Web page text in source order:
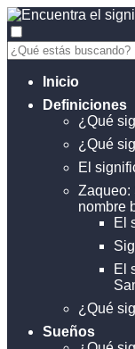
Inicio
Definiciones
¿Qué
¿Qué
El
Zaqueo:
nombre
El
El
¿Qué
Sueños